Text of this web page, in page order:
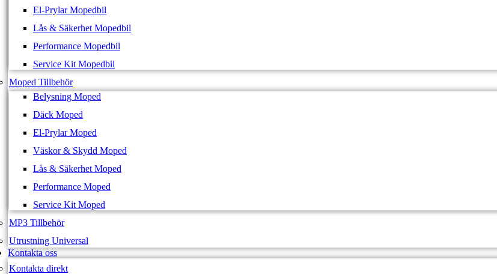
El-Prylar Mopedbil
Lås & Säkerhet Mopedbil
Performance Mopedbil
Service Kit Mopedbil
Moped Tillbehör
Belysning Moped
Däck Moped
El-Prylar Moped
Väskor & Skydd Moped
Lås & Säkerhet Moped
Performance Moped
Service Kit Moped
MP3 Tillbehör
Utrustning Universal
Kontakta oss
Kontakta direkt